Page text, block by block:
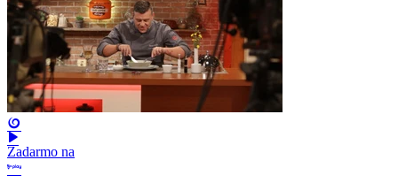
Zadarmo na